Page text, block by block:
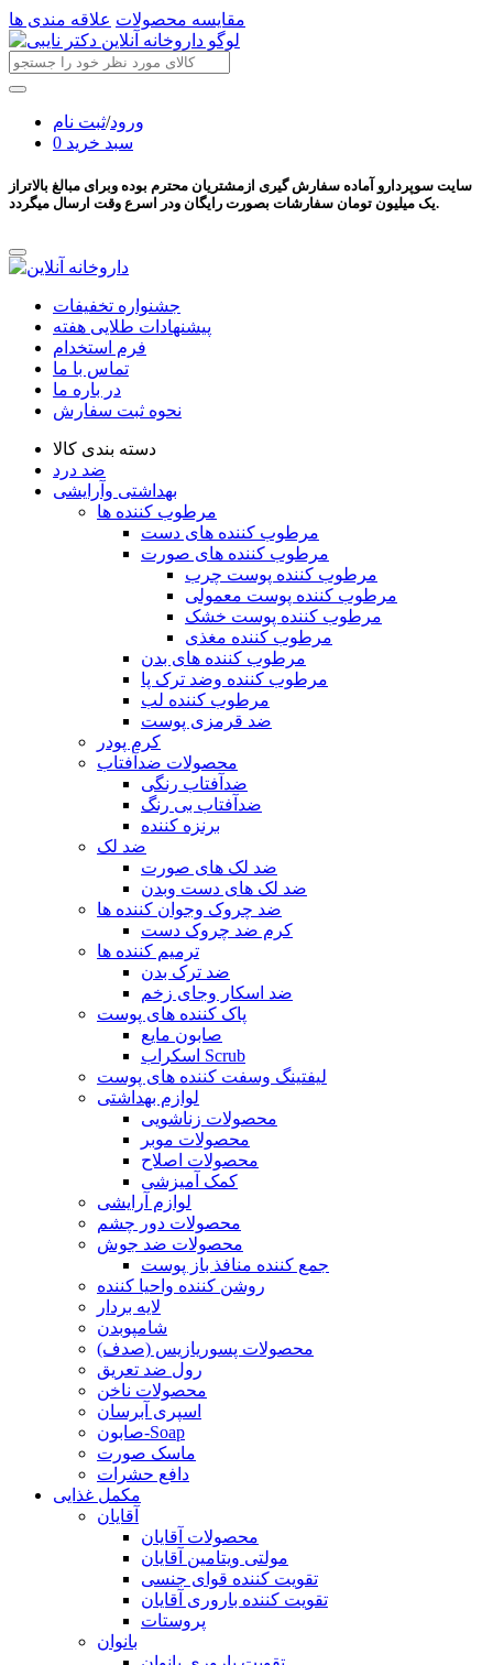
مقایسه محصولات علاقه مندی ها
ورود/ثبت نام
سبد خرید 0
سایت سوپردارو آماده سفارش گیری ازمشتریان محترم بوده وبرای مبالغ بالاتراز
یک میلیون تومان سفارشات بصورت رایگان ودر اسرع وقت ارسال میگردد.
جشنواره تخفیفات
پیشنهادات طلایی هفته
فرم استخدام
تماس با ما
در باره ما
نحوه ثبت سفارش
دسته بندی کالا
ضد درد
بهداشتی وآرایشی
مرطوب کننده ها
مرطوب کننده های دست
مرطوب کننده های صورت
مرطوب کننده پوست چرب
مرطوب کننده پوست معمولی
مرطوب کننده پوست خشک
مرطوب کننده مغذی
مرطوب کننده های بدن
مرطوب کننده وضد ترک پا
مرطوب کننده لب
ضد قرمزی پوست
کرم پودر
محصولات ضدآفتاب
ضدآفتاب رنگی
ضدآفتاب بی رنگ
برنزه کننده
ضد لک
ضد لک های صورت
ضد لک های دست وبدن
ضد چروک وجوان کننده ها
کرم ضد چروک دست
ترمیم کننده ها
ضد ترک بدن
ضد اسکار وجای زخم
پاک کننده های پوست
صابون مایع
اسکراب Scrub
لیفتینگ وسفت کننده های پوست
لوازم بهداشتی
محصولات زناشویی
محصولات موبر
محصولات اصلاح
کمک آمیزشی
لوازم آرایشی
محصولات دور چشم
محصولات ضد جوش
جمع کننده منافذ باز پوست
روشن کننده واحیا کننده
لایه بردار
شامپوبدن
محصولات پسوریازیس (صدف)
رول ضد تعریق
محصولات ناخن
اسپری آبرسان
صابون-Soap
ماسک صورت
دافع حشرات
مکمل غذایی
آقایان
محصولات آقایان
مولتی ویتامین آقایان
تقویت کننده قوای جنسی
تقویت کننده باروری آقایان
پروستات
بانوان